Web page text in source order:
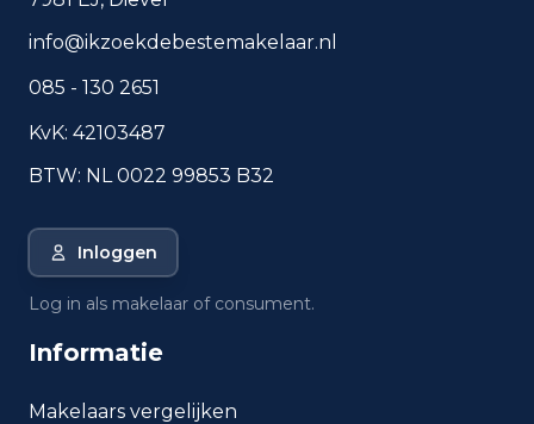
wonen in Heerlen
Korte antwoorden op basis van actuele
plaatscijfers, handig voor een snelle
Heerlen?
Wat is de gemiddelde WOZ-
inkomen per inwoner in Heerlen?
info@ikzoekdebestemakelaar.nl
085 - 130 2651
KvK: 42103487
BTW: NL 0022 99853 B32
Inloggen
Log in als makelaar of consument.
Informatie
Makelaars vergelijken